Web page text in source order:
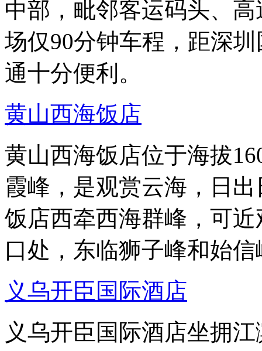
中部，毗邻客运码头、
场仅90分钟车程，距深
通十分便利。
黄山西海饭店
黄山西海饭店位于海拔
霞峰，是观赏云海，日
饭店西牵西海群峰，可
口处，东临狮子峰和始信
义乌开臣国际酒店
义乌开臣国际酒店坐拥